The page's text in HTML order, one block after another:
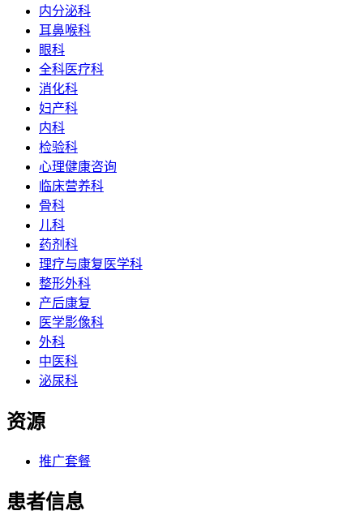
内分泌科
耳鼻喉科
眼科
全科医疗科
消化科
妇产科
内科
检验科
心理健康咨询
临床营养科
骨科
儿科
药剂科
理疗与康复医学科
整形外科
产后康复
医学影像科
外科
中医科
泌尿科
资源
推广套餐
患者信息